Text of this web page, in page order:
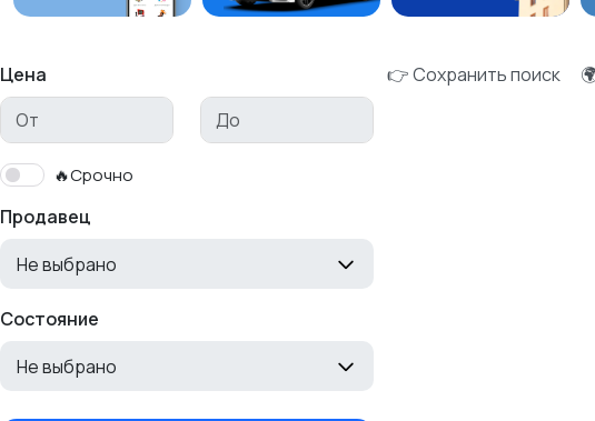
Цена
🔥Срочно
Продавец
Не выбрано
Состояние
Не выбрано
👉 Сохранить поиск